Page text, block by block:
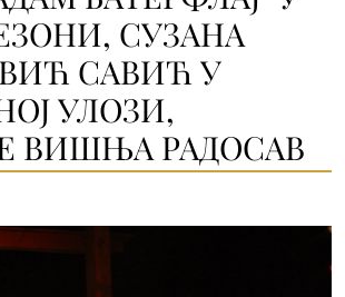
СУЗАНА
САВИЋ У
УЛОЗИ,
ВИШЊА РАДОСАВ